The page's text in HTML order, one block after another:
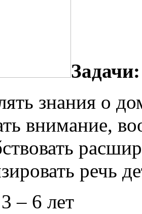
Задачи:
знания о
внимание,
речь
3 – 6 лет